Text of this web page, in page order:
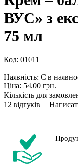
ВУС» з
75 мл
Код: 01011
Наявність: Є в
Ціна: 54.00 грн.
Кількість для
12 відгуків |